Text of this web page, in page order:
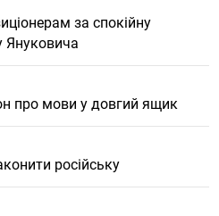
за спокійну
Януковича
про мови у довгий ящик
російську